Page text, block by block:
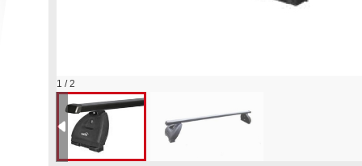
Zafira
1 / 2